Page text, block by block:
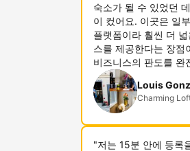
숙소가 될 수 있었던
이 컸어요. 이곳은 일
플랫폼이라 훨씬 더
스를 제공한다는 장점
비즈니스의 판도를 완
Louis
Charming
"저는 15분 안에 등록